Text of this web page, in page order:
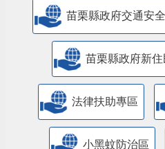
苗栗縣政府交通安
苗栗縣政府新
法律扶助專區
小黑蚊防治區